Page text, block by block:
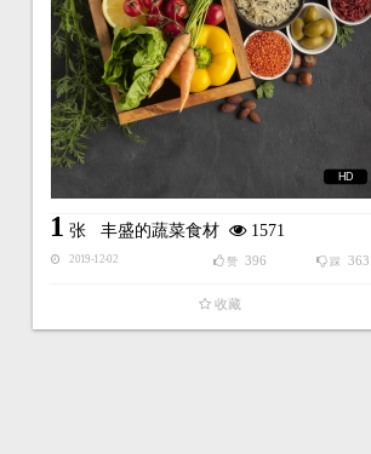
HD
1 张 丰盛的蔬菜食材 1571
2019-12-02 踩 363
赞 396
收藏